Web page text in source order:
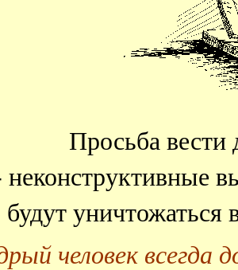
Просьба вести
неконструктивные
будут
человек всегда